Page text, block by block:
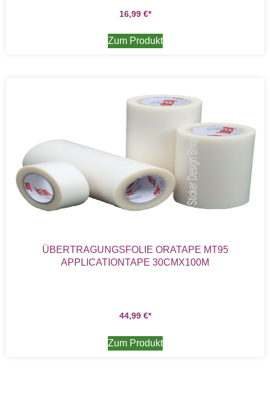
16,99 €
Zum Produkt
ÜBERTRAGUNGSFOLIE ORATAPE MT95
APPLICATIONTAPE 30CMX100M
44,99 €
Zum Produkt